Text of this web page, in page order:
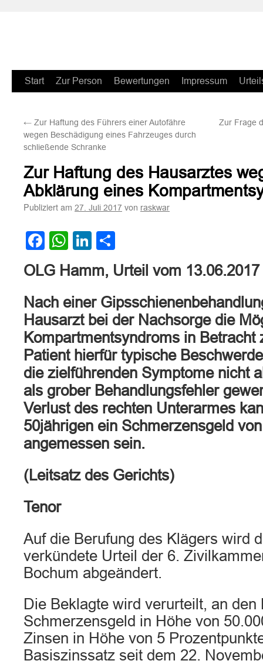
Zum
springen
Start Zur Person Bewertungen Impressum
← Zur Haftung des Führers einer Autofähre
wegen Beschädigung eines Fahrzeuges durch
schließende Schranke
Zur Frage
Zur Haftung des Hausarztes
Abklärung eines
Publiziert am 27. Juli 2017 von raskwar
Facebook
WhatsApp
LinkedIn
OLG Hamm, Urteil vom
Nach einer
Hausarzt bei der Nachsorge die
Kompartmentsyndroms in Betracht
Patient hierfür typische
die zielführenden Symptome nicht
als grober Behandlungsfehler
Verlust des rechten Unterarmes
50jährigen ein Schmerzensgeld
angemessen sein.
(Leitsatz des Gerichts)
Tenor
Auf die Berufung des Klägers wird
verkündete Urteil der 6.
Bochum abgeändert.
Die Beklagte wird verurteilt, an den
Schmerzensgeld in Höhe von
Zinsen in Höhe von 5
Basiszinssatz seit dem 22.